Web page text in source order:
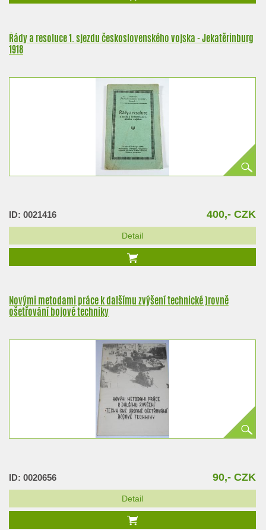
Řády a resoluce 1. sjezdu československého vojska - Jekatěrinburg
1918
ID: 0021416 400,- CZK
Detail
Novými metodami práce k dalšímu zvýšení technické )rovně
ošetřování bojové techniky
ID: 0020656 90,- CZK
Detail